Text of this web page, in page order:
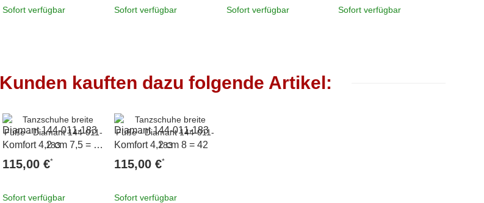
Sofort verfügbar Sofort verfügbar Sofort verfügbar Sofort verfügbar
Kunden kauften dazu folgende Artikel:
Diamant 144-011-183
Komfort 4,2 cm 7,5 = 41
1/3
115,00 €*
Sofort verfügbar
Diamant 144-011-183
Komfort 4,2 cm 8 = 42
115,00 €*
Sofort verfügbar